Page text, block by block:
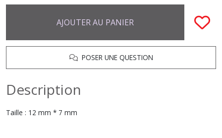
AJOUTER AU PANIER
POSER UNE QUESTION
Description
Taille : 12 mm * 7 mm